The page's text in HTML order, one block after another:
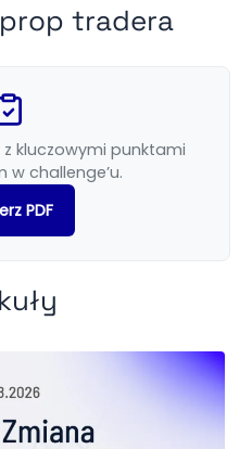
tradera
z kluczowymi punktami
challenge’u.
PDF